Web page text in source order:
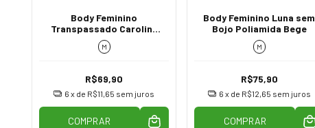
Body Feminino
Transpassado Caroline
sem Bojo Rosé
M
R$69,90
6 x de R$11,65 sem juros
COMPRAR
Body Feminino Luna sem
Bojo Poliamida Bege
M
R$75,90
6 x de R$12,65 sem juros
COMPRAR